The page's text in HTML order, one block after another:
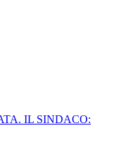
IL SINDACO: